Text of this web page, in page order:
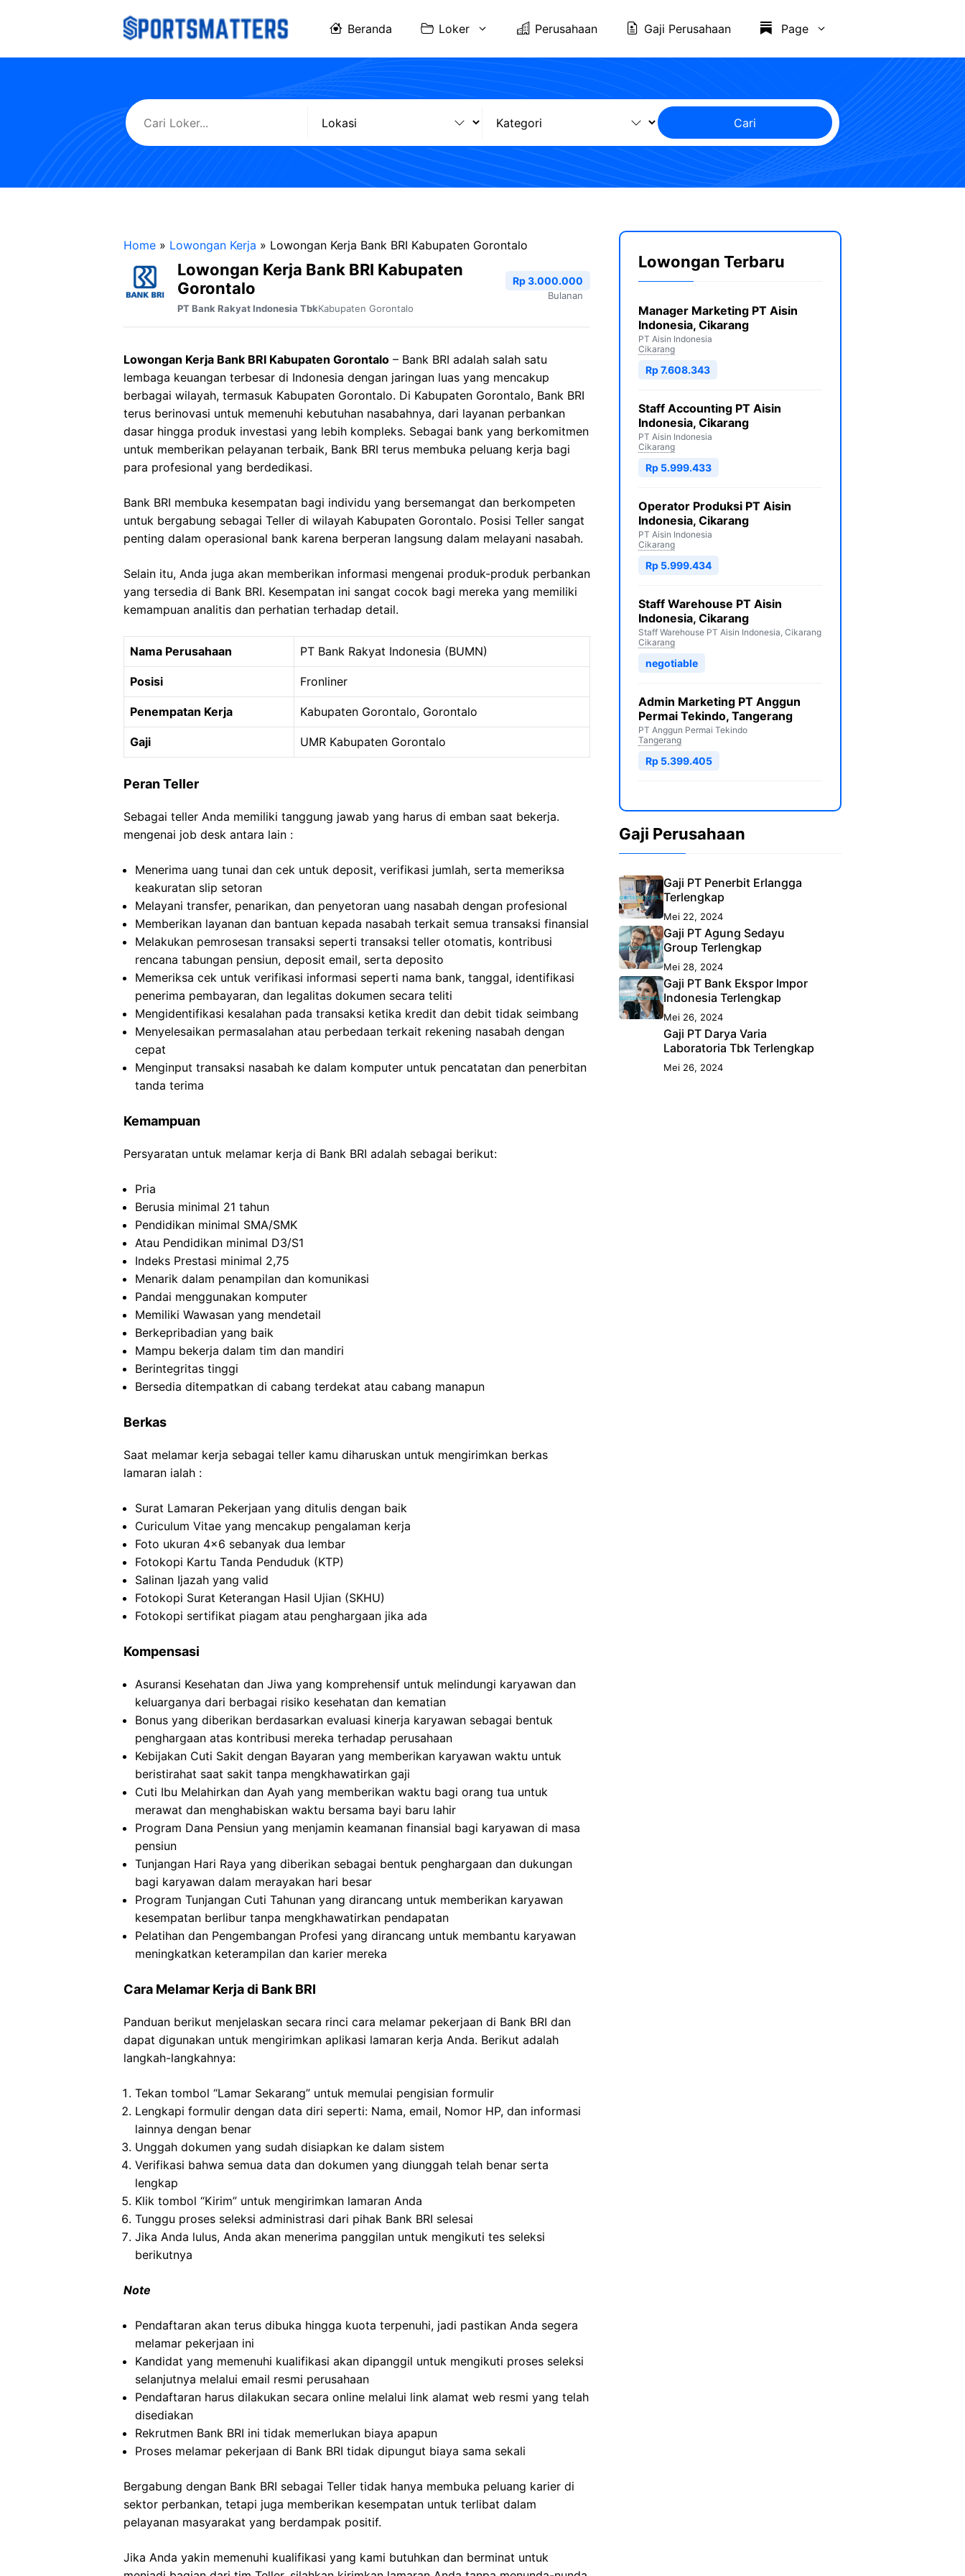
Beranda Loker Perusahaan Gaji Perusahaan Page
Cari
Home » Lowongan Kerja » Lowongan Kerja Bank BRI Kabupaten Gorontalo
Lowongan Kerja Bank BRI Kabupaten
Gorontalo
PT Bank Rakyat Indonesia TbkKabupaten Gorontalo
Rp 3.000.000
Bulanan
Lowongan Kerja Bank BRI Kabupaten Gorontalo – Bank BRI adalah salah satu
lembaga keuangan terbesar di Indonesia dengan jaringan luas yang mencakup
berbagai wilayah, termasuk Kabupaten Gorontalo. Di Kabupaten Gorontalo, Bank BRI
terus berinovasi untuk memenuhi kebutuhan nasabahnya, dari layanan perbankan
dasar hingga produk investasi yang lebih kompleks. Sebagai bank yang berkomitmen
untuk memberikan pelayanan terbaik, Bank BRI terus membuka peluang kerja bagi
para profesional yang berdedikasi.
Bank BRI membuka kesempatan bagi individu yang bersemangat dan berkompeten
untuk bergabung sebagai Teller di wilayah Kabupaten Gorontalo. Posisi Teller sangat
penting dalam operasional bank karena berperan langsung dalam melayani nasabah.
Selain itu, Anda juga akan memberikan informasi mengenai produk-produk perbankan
yang tersedia di Bank BRI. Kesempatan ini sangat cocok bagi mereka yang memiliki
kemampuan analitis dan perhatian terhadap detail.
Nama Perusahaan PT Bank Rakyat Indonesia (BUMN)
Posisi Fronliner
Penempatan Kerja Kabupaten Gorontalo, Gorontalo
Gaji UMR Kabupaten Gorontalo
Peran Teller
Sebagai teller Anda memiliki tanggung jawab yang harus di emban saat bekerja.
mengenai job desk antara lain :
Menerima uang tunai dan cek untuk deposit, verifikasi jumlah, serta memeriksa
keakuratan slip setoran
Melayani transfer, penarikan, dan penyetoran uang nasabah dengan profesional
Memberikan layanan dan bantuan kepada nasabah terkait semua transaksi finansial
Melakukan pemrosesan transaksi seperti transaksi teller otomatis, kontribusi
rencana tabungan pensiun, deposit email, serta deposito
Memeriksa cek untuk verifikasi informasi seperti nama bank, tanggal, identifikasi
penerima pembayaran, dan legalitas dokumen secara teliti
Mengidentifikasi kesalahan pada transaksi ketika kredit dan debit tidak seimbang
Menyelesaikan permasalahan atau perbedaan terkait rekening nasabah dengan
cepat
Menginput transaksi nasabah ke dalam komputer untuk pencatatan dan penerbitan
tanda terima
Kemampuan
Persyaratan untuk melamar kerja di Bank BRI adalah sebagai berikut:
Pria
Berusia minimal 21 tahun
Pendidikan minimal SMA/SMK
Atau Pendidikan minimal D3/S1
Indeks Prestasi minimal 2,75
Menarik dalam penampilan dan komunikasi
Pandai menggunakan komputer
Memiliki Wawasan yang mendetail
Berkepribadian yang baik
Mampu bekerja dalam tim dan mandiri
Berintegritas tinggi
Bersedia ditempatkan di cabang terdekat atau cabang manapun
Berkas
Saat melamar kerja sebagai teller kamu diharuskan untuk mengirimkan berkas
lamaran ialah :
Surat Lamaran Pekerjaan yang ditulis dengan baik
Curiculum Vitae yang mencakup pengalaman kerja
Foto ukuran 4×6 sebanyak dua lembar
Fotokopi Kartu Tanda Penduduk (KTP)
Salinan Ijazah yang valid
Fotokopi Surat Keterangan Hasil Ujian (SKHU)
Fotokopi sertifikat piagam atau penghargaan jika ada
Kompensasi
Asuransi Kesehatan dan Jiwa yang komprehensif untuk melindungi karyawan dan
keluarganya dari berbagai risiko kesehatan dan kematian
Bonus yang diberikan berdasarkan evaluasi kinerja karyawan sebagai bentuk
penghargaan atas kontribusi mereka terhadap perusahaan
Kebijakan Cuti Sakit dengan Bayaran yang memberikan karyawan waktu untuk
beristirahat saat sakit tanpa mengkhawatirkan gaji
Cuti Ibu Melahirkan dan Ayah yang memberikan waktu bagi orang tua untuk
merawat dan menghabiskan waktu bersama bayi baru lahir
Program Dana Pensiun yang menjamin keamanan finansial bagi karyawan di masa
pensiun
Tunjangan Hari Raya yang diberikan sebagai bentuk penghargaan dan dukungan
bagi karyawan dalam merayakan hari besar
Program Tunjangan Cuti Tahunan yang dirancang untuk memberikan karyawan
kesempatan berlibur tanpa mengkhawatirkan pendapatan
Pelatihan dan Pengembangan Profesi yang dirancang untuk membantu karyawan
meningkatkan keterampilan dan karier mereka
Cara Melamar Kerja di Bank BRI
Panduan berikut menjelaskan secara rinci cara melamar pekerjaan di Bank BRI dan
dapat digunakan untuk mengirimkan aplikasi lamaran kerja Anda. Berikut adalah
langkah-langkahnya:
Tekan tombol “Lamar Sekarang” untuk memulai pengisian formulir
Lengkapi formulir dengan data diri seperti: Nama, email, Nomor HP, dan informasi
lainnya dengan benar
Unggah dokumen yang sudah disiapkan ke dalam sistem
Verifikasi bahwa semua data dan dokumen yang diunggah telah benar serta
lengkap
Klik tombol “Kirim” untuk mengirimkan lamaran Anda
Tunggu proses seleksi administrasi dari pihak Bank BRI selesai
Jika Anda lulus, Anda akan menerima panggilan untuk mengikuti tes seleksi
berikutnya
Note
Pendaftaran akan terus dibuka hingga kuota terpenuhi, jadi pastikan Anda segera
melamar pekerjaan ini
Kandidat yang memenuhi kualifikasi akan dipanggil untuk mengikuti proses seleksi
selanjutnya melalui email resmi perusahaan
Pendaftaran harus dilakukan secara online melalui link alamat web resmi yang telah
disediakan
Rekrutmen Bank BRI ini tidak memerlukan biaya apapun
Proses melamar pekerjaan di Bank BRI tidak dipungut biaya sama sekali
Bergabung dengan Bank BRI sebagai Teller tidak hanya membuka peluang karier di
sektor perbankan, tetapi juga memberikan kesempatan untuk terlibat dalam
pelayanan masyarakat yang berdampak positif.
Jika Anda yakin memenuhi kualifikasi yang kami butuhkan dan berminat untuk
Lowongan Terbaru
Manager Marketing PT Aisin
Indonesia, Cikarang
PT Aisin Indonesia
Cikarang
Rp 7.608.343
Staff Accounting PT Aisin
Indonesia, Cikarang
PT Aisin Indonesia
Cikarang
Rp 5.999.433
Operator Produksi PT Aisin
Indonesia, Cikarang
PT Aisin Indonesia
Cikarang
Rp 5.999.434
Staff Warehouse PT Aisin
Indonesia, Cikarang
Staff Warehouse PT Aisin Indonesia, Cikarang
Cikarang
negotiable
Admin Marketing PT Anggun
Permai Tekindo, Tangerang
PT Anggun Permai Tekindo
Tangerang
Rp 5.399.405
Gaji Perusahaan
Gaji PT Penerbit Erlangga
Terlengkap
Mei 22, 2024
Gaji PT Agung Sedayu
Group Terlengkap
Mei 28, 2024
Gaji PT Bank Ekspor Impor
Indonesia Terlengkap
Mei 26, 2024
Gaji PT Darya Varia
Laboratoria Tbk Terlengkap
Mei 26, 2024